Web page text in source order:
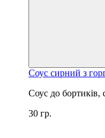
Соус сирний з
Соус до бортиків,
30 гр.